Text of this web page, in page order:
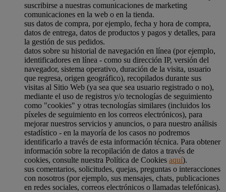
suscribirse a nuestras comunicaciones de marketing
comunicaciones en la web o en la tienda.
sus datos de compra, por ejemplo, fecha y hora de compra,
datos de entrega, datos de productos y pagos y detalles, para
la gestión de sus pedidos.
datos sobre su historial de navegación en línea (por ejemplo,
identificadores en línea - como su dirección IP, versión del
navegador, sistema operativo, duración de la visita, usuario
que regresa, origen geográfico), recopilados durante sus
visitas al Sitio Web (ya sea que sea usuario registrado o no),
mediante el uso de registros y/o tecnologías de seguimiento
como "cookies" y otras tecnologías similares (incluidos los
píxeles de seguimiento en los correos electrónicos), para
mejorar nuestros servicios y anuncios, o para nuestro análisis
estadístico - en la mayoría de los casos no podremos
identificarlo a través de esta información técnica. Para obtener
información sobre la recopilación de datos a través de
cookies, consulte nuestra Política de Cookies aquí).
sus comentarios, solicitudes, quejas, preguntas o interacciones
con nosotros (por ejemplo, sus mensajes, chats, publicaciones
en redes sociales, correos electrónicos o llamadas telefónicas).